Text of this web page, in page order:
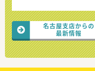
名古屋支店からの
最新情報